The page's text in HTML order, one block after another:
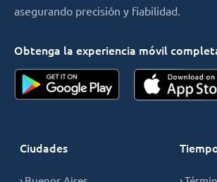
asegurando precisión y fiabilidad.
Obtenga la experiencia móvil
Ciudades